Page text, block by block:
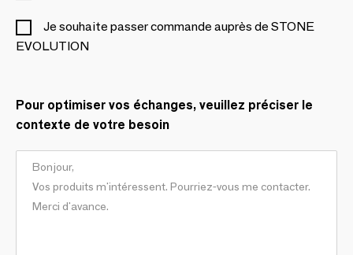
Je souhaite passer commande auprès de STONE
EVOLUTION
Pour optimiser vos échanges, veuillez préciser le
contexte de votre besoin